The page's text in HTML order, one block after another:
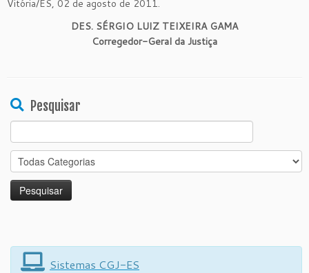
Vitória/ES, 02 de agosto de 2011.
DES. SÉRGIO LUIZ TEIXEIRA GAMA
Corregedor-Geral da Justiça
Pesquisar
Search
for:
Sistemas CGJ-ES